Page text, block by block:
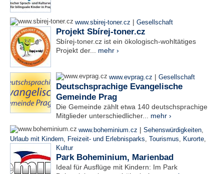
www.sbirej-toner.cz | Gesellschaft
Projekt Sbírej-toner.cz
Sbírej-toner.cz ist ein ökologisch-wohltätiges
Projekt der... mehr ›
www.evprag.cz | Gesellschaft
Deutschsprachige Evangelische
Gemeinde Prag
Die Gemeinde zählt etwa 140 deutschsprachige
Mitglieder unterschiedlicher... mehr ›
www.boheminium.cz | Sehenswürdigkeiten,
Urlaub mit Kindern, Freizeit- und Erlebnisparks, Tourismus, Kurorte,
Kultur
Park Boheminium, Marienbad
Ideal für Ausflüge mit Kindern: Im Park